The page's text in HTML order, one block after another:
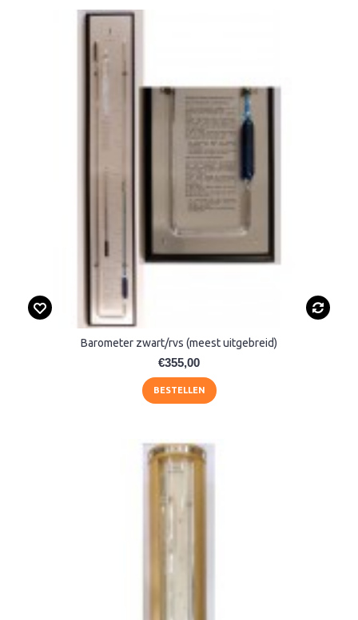
Barometer zwart/rvs (meest uitgebreid)
€355,00
BESTELLEN